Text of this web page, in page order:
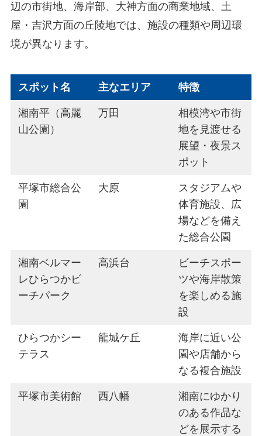
辺の市街地、海岸部、大神方面の商業地域、土
屋・吉沢方面の丘陵地では、施設の種類や周辺環
境が異なります。
スポット名 主なエリア 特徴
湘南平（高麗
山公園）
万田
相模湾や市街
地を見渡せる
展望・夜景ス
ポット
平塚市総合公
園
大原
スタジアムや
体育施設、広
場などを備え
た総合公園
湘南ベルマー
レひらつかビ
ーチパーク
高浜台
ビーチスポー
ツや海岸散策
を楽しめる施
設
ひらつかシー
テラス
龍城ケ丘
海岸に近い公
園や店舗から
なる複合施設
平塚市美術館 西八幡
湘南にゆかり
のある作品な
どを展示する